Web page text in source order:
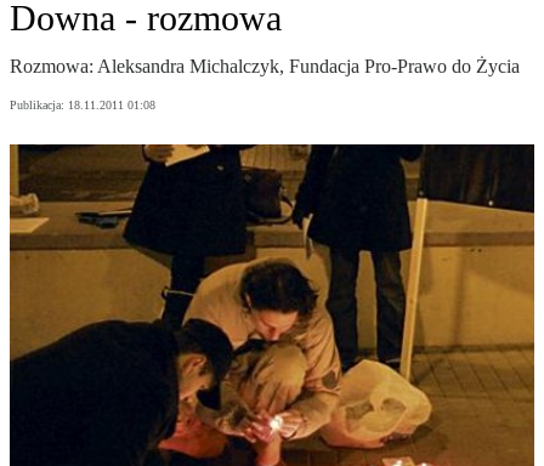
Downa - rozmowa
Rozmowa: Aleksandra Michalczyk, Fundacja Pro-Prawo do Życia
Publikacja: 18.11.2011 01:08